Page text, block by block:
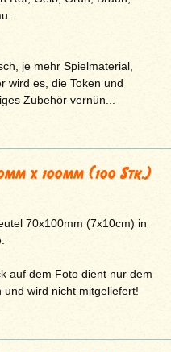
je mehr Spielmaterial,
wird es, die Token und
Zubehör vernün...
x 100mm (100 Stk.)
70x100mm (7x10cm) in
auf dem Foto dient nur dem
und wird nicht mitgeliefert!